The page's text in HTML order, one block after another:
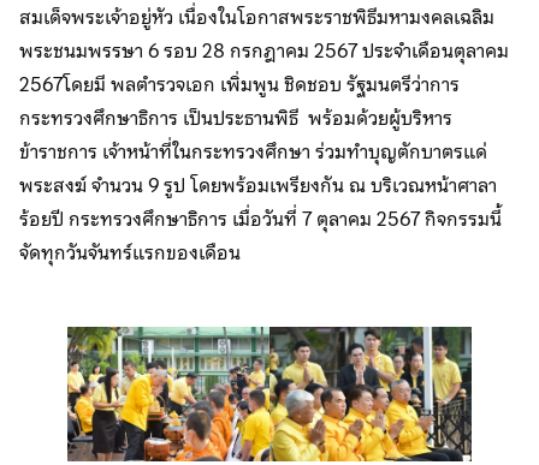
สมเด็จพระเจ้าอยู่หัว เนื่องในโอกาสพระราชพิธีมหามงคลเฉลิม
พระชนมพรรษา 6 รอบ 28 กรกฎาคม 2567 ประจำเดือนตุลาคม
2567โดยมี พลตำรวจเอก เพิ่มพูน ชิดชอบ รัฐมนตรีว่าการ
กระทรวงศึกษาธิการ เป็นประธานพิธี พร้อมด้วยผู้บริหาร
ข้าราชการ เจ้าหน้าที่ในกระทรวงศึกษา ร่วมทำบุญตักบาตรแด่
พระสงฆ์ จำนวน 9 รูป โดยพร้อมเพรียงกัน ณ บริเวณหน้าศาลา
ร้อยปี กระทรวงศึกษาธิการ เมื่อวันที่ 7 ตุลาคม 2567 กิจกรรมนี้
จัดทุกวันจันทร์แรกของเดือน